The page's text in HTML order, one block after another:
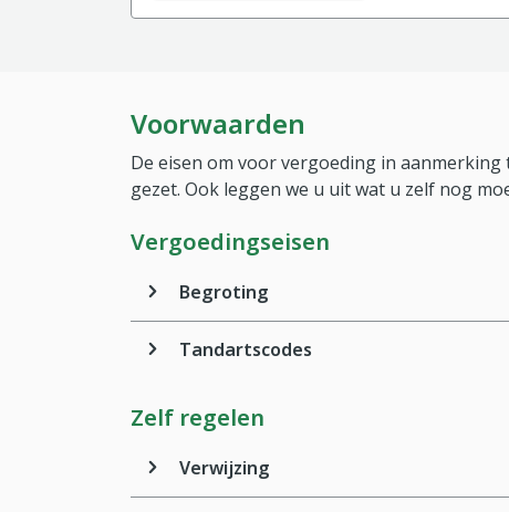
Voorwaarden
De eisen om voor vergoeding in
gezet. Ook leggen we u uit wat u zelf nog
Vergoedingseisen
Begroting
Tandartscodes
Zelf regelen
Verwijzing